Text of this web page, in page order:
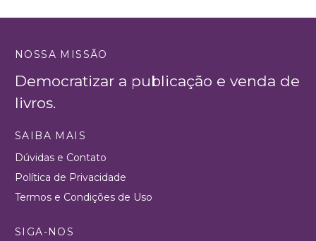
NOSSA MISSÃO
Democratizar a publicação e venda de
livros.
SAIBA MAIS
Dúvidas e Contato
Política de Privacidade
Termos e Condições de Uso
SIGA-NOS